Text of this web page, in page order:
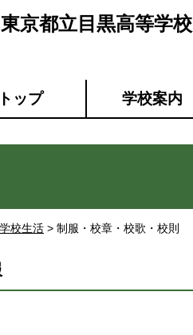
東京都立目黒高等学校
トップ 学校案内
学校生活 > 制服・校章・校歌・校則